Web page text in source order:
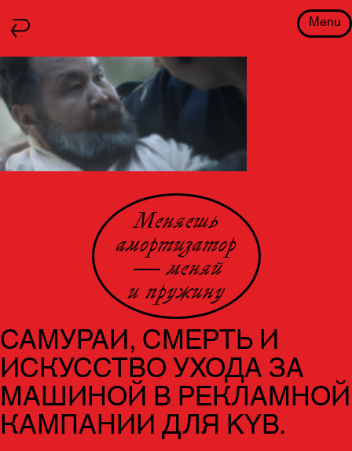
Menu
Меняешь
амортизатор
— меняй
и пружину
САМУРАИ, СМЕРТЬ И
ИСКУССТВО УХОДА ЗА
МАШИНОЙ В РЕКЛАМНОЙ
КАМПАНИИ ДЛЯ KYB.